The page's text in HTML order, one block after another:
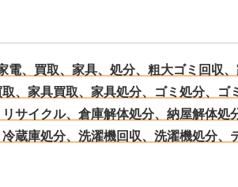
電、買取、家具、処分、粗大ゴミ回
、家具買取、家具処分、ゴミ処分、
サイクル、倉庫解体処分、納屋解体
蔵庫処分、洗濯機回収、洗濯機処分